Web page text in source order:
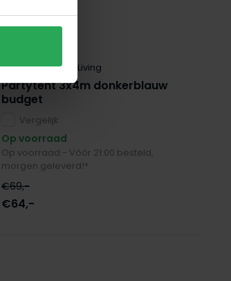
Lizzely Garden & Living
Partytent 3x4m donkerblauw
budget
Vergelijk
Op voorraad
Op voorraad - Vóór 21:00 besteld,
morgen geleverd!*
€69,-
€64,-